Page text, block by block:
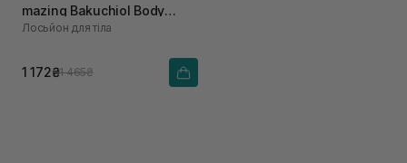
mazing Bakuchiol Body
Lotion 150 г
Лосьйон для тіла
1 172₴1 465₴